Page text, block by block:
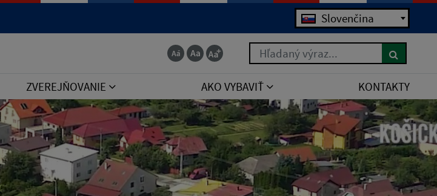
Slovenčina
Hľadaný výraz...
ZVEREJŇOVANIE AKO VYBAVIŤ KONTAKTY